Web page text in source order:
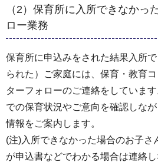
（2）保育所に入所できなかっ
ロー業務
保育所に申込みをされた結果入所
られた）ご家庭には、保育・教育
ターフォローのご連絡をしていま
での保育状況やご意向を確認しな
情報をご案内します。
(注)入所できなかった場合のお子さ
が申込書などでわかる場合は連絡し